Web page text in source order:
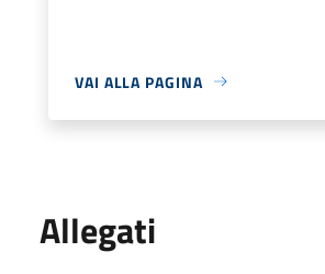
VAI ALLA PAGINA
Allegati